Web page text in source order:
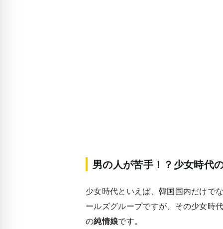
男の人が苦手！？少女時代
少女時代といえば、韓国国内だけで
ールズグループですが、その少女時
の純情娘です。